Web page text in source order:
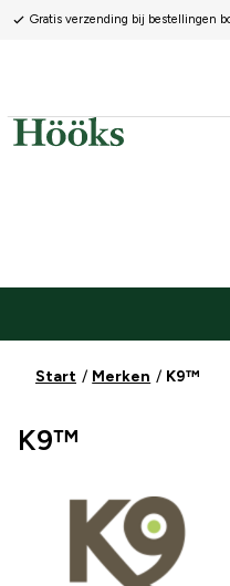
Gratis verzending bij bestellingen
Start Merken K9™
K9™